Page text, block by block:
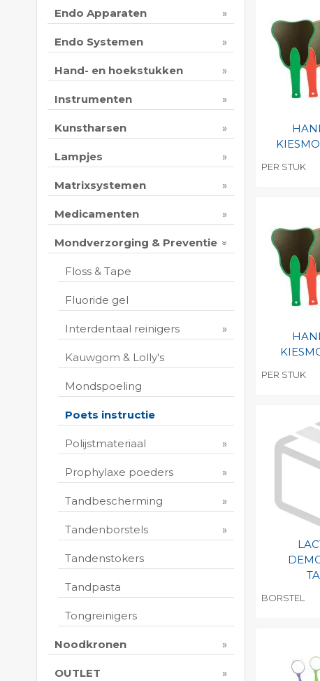
PER STUK
PER STUK
Print
BORSTEL
Print
Endo Apparaten
Endo Systemen
Hand- en hoekstukken
Instrumenten
Kunstharsen
Lampjes
Matrixsystemen
Medicamenten
Mondverzorging & Preventie
Floss & Tape
Fluoride gel
Interdentaal reinigers
Kauwgom & Lolly's
Mondspoeling
Poets instructie
Polijstmateriaal
Prophylaxe poeders
Tandbescherming
Tandenborstels
Tandenstokers
Tandpasta
Tongreinigers
Noodkronen
OUTLET